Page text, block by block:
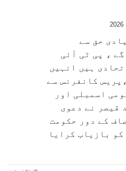
2026
حق سے
، پی ٹی آئی
ہیں انہیں
کانفرنس سے
اسمبلی اور
قیصر نے دعوی
کے دور حکومت
کو بازیاب کرایا